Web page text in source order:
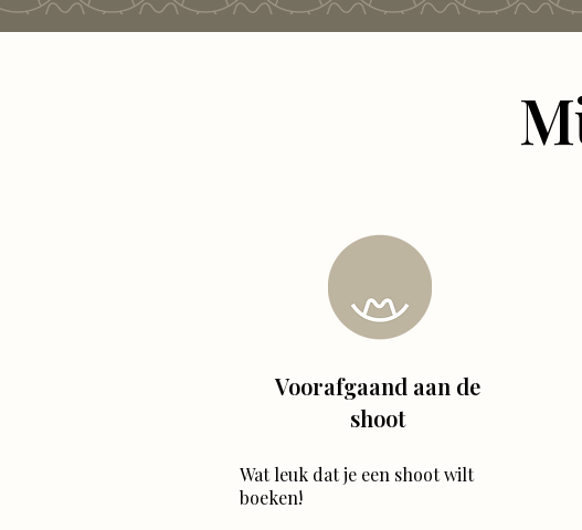
Voorafgaand aan de
shoot
Wat leuk dat je een shoot wilt
boeken!